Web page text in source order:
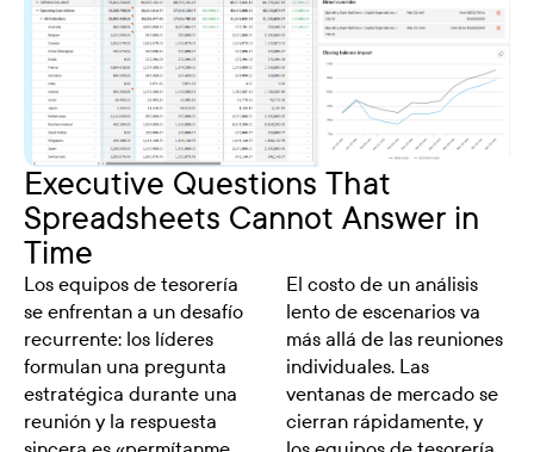
Executive Questions That
Spreadsheets Cannot Answer in
Time
Los equipos de tesorería
se enfrentan a un desafío
recurrente: los líderes
formulan una pregunta
estratégica durante una
reunión y la respuesta
El costo de un análisis
lento de escenarios va
más allá de las reuniones
individuales. Las
ventanas de mercado se
cierran rápidamente, y